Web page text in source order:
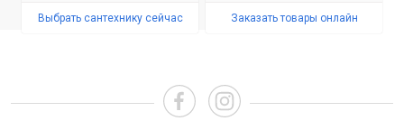
Выбрать сантехнику сейчас Заказать товары онлайн